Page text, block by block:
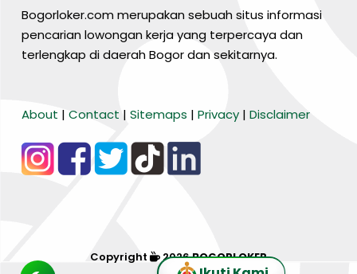
Bogorloker.com merupakan sebuah situs informasi
pencarian lowongan kerja yang terpercaya dan
terlengkap di daerah Bogor dan sekitarnya.
About | Contact | Sitemaps | Privacy | Disclaimer
Copyright 2026BOGORLOKER